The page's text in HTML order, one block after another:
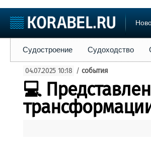
Судостроение
Пульс
Новости
Компании
Репутация
Торговая
Доска
Продажа флота
Изделия
Судостроение Судоходство
04.07.2025 10:18 / события
💻